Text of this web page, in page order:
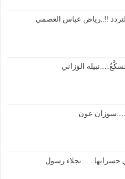
!!..رياض عباس العصمي
الوزاني
عون
حسراتها . …نجلاء رسول